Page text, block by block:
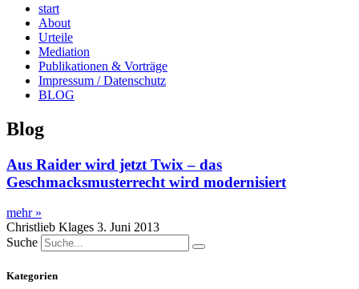
start
About
Urteile
Mediation
Publikationen & Vorträge
Impressum / Datenschutz
BLOG
Blog
Aus Raider wird jetzt Twix – das
Geschmacksmusterrecht wird modernisiert
mehr »
Christlieb Klages 3. Juni 2013
Suche
Kategorien